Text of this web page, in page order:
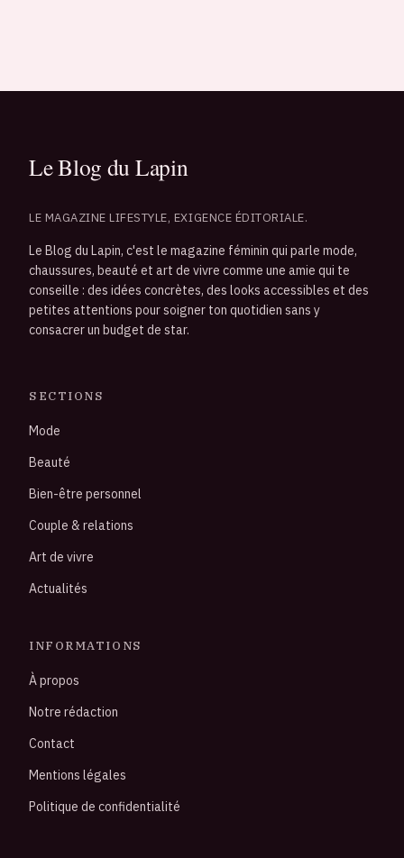
LE MAGAZINE LIFESTYLE, EXIGENCE ÉDITORIALE.
Le Blog du Lapin, c'est le magazine féminin qui parle mode,
chaussures, beauté et art de vivre comme une amie qui te
conseille : des idées concrètes, des looks accessibles et des
petites attentions pour soigner ton quotidien sans y
consacrer un budget de star.
SECTIONS
Mode
Beauté
Bien-être personnel
Couple & relations
Art de vivre
Actualités
INFORMATIONS
À propos
Notre rédaction
Contact
Mentions légales
Politique de confidentialité